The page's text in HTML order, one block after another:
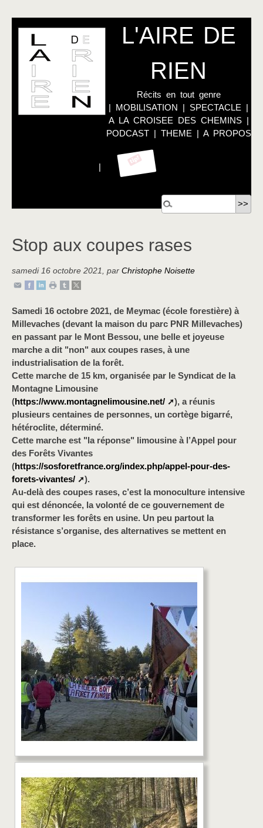
L'AIRE DE
RIEN
Récits en tout genre
| MOBILISATION | SPECTACLE |
A LA CROISEE DES CHEMINS|
PODCAST| THEME | A PROPOS
|
Stop aux coupes rases
samedi 16 octobre 2021, par Christophe Noisette
Samedi 16 octobre 2021, de Meymac (école forestière) à
Millevaches (devant la maison du parc PNR Millevaches)
en passant par le Mont Bessou, une belle et joyeuse
marche a dit "non" aux coupes rases, à une
industrialisation de la forêt.
Cette marche de 15 km, organisée par le Syndicat de la
Montagne Limousine
(https://www.montagnelimousine.net/
), a réunis
plusieurs centaines de personnes, un cortège bigarré,
hétéroclite, déterminé.
Cette marche est "la réponse" limousine à l’Appel pour
des Forêts Vivantes
(https://sosforetfrance.org/index.php/appel-pour-des-
forets-vivantes/
).
Au-delà des coupes rases, c’est la monoculture intensive
qui est dénoncée, la volonté de ce gouvernement de
transformer les forêts en usine. Un peu partout la
résistance s’organise, des alternatives se mettent en
place.